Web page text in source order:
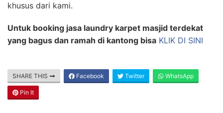
khusus dari kami.
Untuk booking jasa laundry karpet masjid terdekat
yang bagus dan ramah di kantong bisa KLIK DI SINI
SHARE THIS Facebook Twitter WhatsApp
Pin It